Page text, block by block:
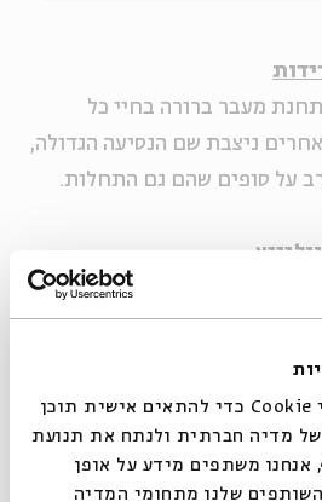
אנחנו משתמשים בקובצי Cookie כדי להתאים אישית תוכן
של מדיה חברתית ולנתח את תנועת
אנחנו משתפים מידע על אופן
שלנו מתחומי המדיה
מעבר ברורה בחיי כל
ניצבת שם הנסיעה הגדולה,
על סופים שהם גם התחלות.
תא"ל
גדנ"ע ונח"ל) , בחיל החינוך
בארץ ובעולם – על מסעות